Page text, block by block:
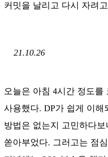
커밋을 날리고 다시 자려
21.10.26
오늘은 아침 4시간 정도를
사용했다. DP가 쉽게 이해
방법은 없는지 고민하다
쏟아부었다. 그러고는 점